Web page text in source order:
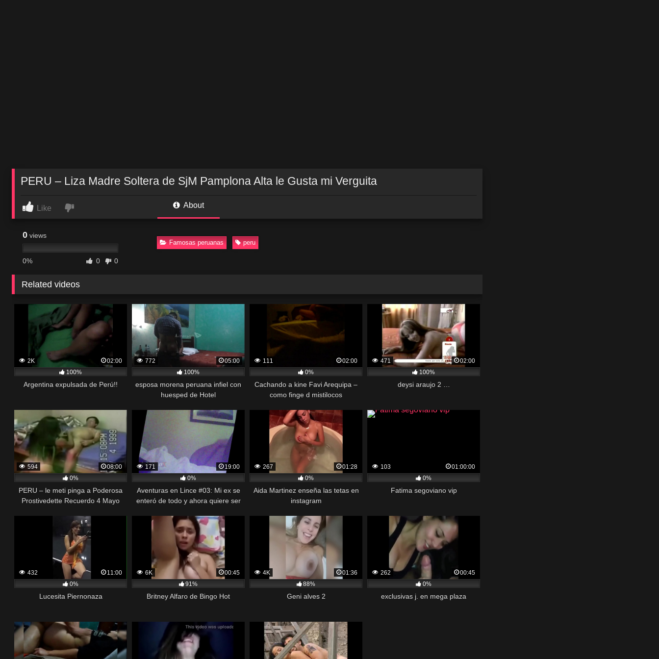
PERU – Liza Madre Soltera de SjM Pamplona Alta le Gusta mi Verguita
Like About
0 views
0% 0 0
Famosas peruanas peru
Related videos
2K
02:00
100%
Argentina expulsada de Perú!!
772
05:00
100%
esposa morena peruana infiel con
huesped de Hotel
111
02:00
0%
Cachando a kine Favi Arequipa –
como finge d mistilocos
471
02:00
100%
deysi araujo 2 …
594
08:00
0%
PERU – le meti pinga a Poderosa
Prostivedette Recuerdo 4 Mayo
171
19:00
0%
Aventuras en Lince #03: Mi ex se
enteró de todo y ahora quiere ser
267
01:28
0%
Aida Martinez enseña las tetas en
instagram
103
01:00:00
0%
Fatima segoviano vip
432
11:00
0%
Lucesita Piernonaza
6K
00:45
91%
Britney Alfaro de Bingo Hot
4K
01:36
88%
Geni alves 2
262
00:45
0%
exclusivas j. en mega plaza